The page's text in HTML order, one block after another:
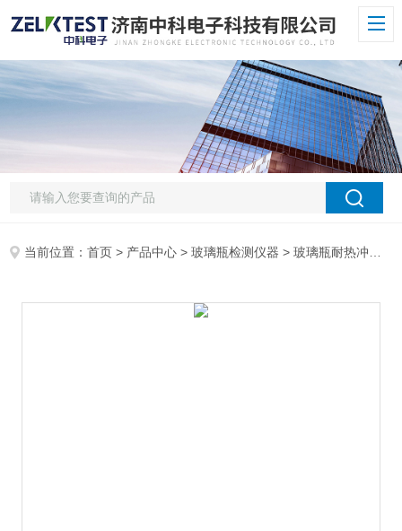
当前位置：首页 > 产品中心 >玻璃瓶检测仪器 >玻璃瓶耐热冲击试验仪